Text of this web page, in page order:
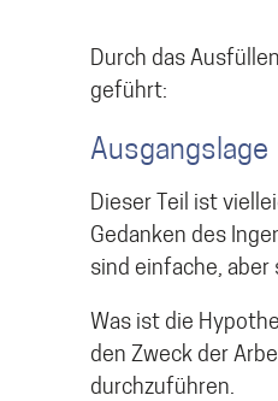
Durch das
geführt:
Ausgangslage
Dieser Teil ist
Gedanken des
sind einfache, aber
Was ist die
den Zweck der
durchzuführen.